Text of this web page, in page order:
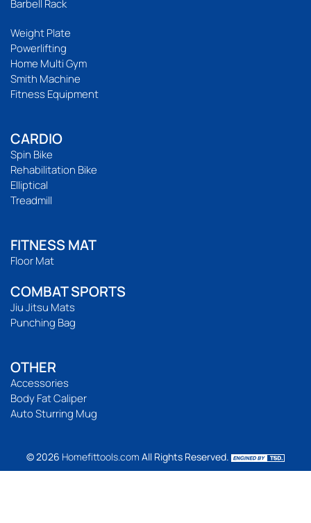
Barbell Rack
Weight Plate
Powerlifting
Home Multi Gym
Smith Machine
Fitness Equipment
CARDIO
Spin Bike
Rehabilitation Bike
Elliptical
Treadmill
FITNESS MAT
Floor Mat
COMBAT SPORTS
Jiu Jitsu Mats
Punching Bag
OTHER
Accessories
Body Fat Caliper
Auto Sturring Mug
© 2026 Homefittools.com All Rights Reserved.